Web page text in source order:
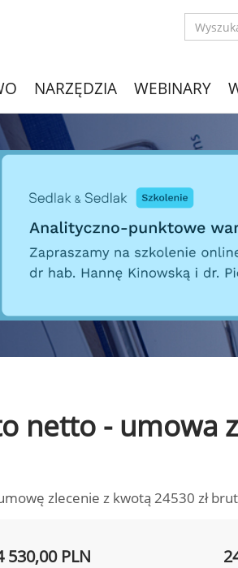
NARZĘDZIA WEBINARY
netto - umowa
zlecenie z kwotą 24530 zł
530,00 PLN